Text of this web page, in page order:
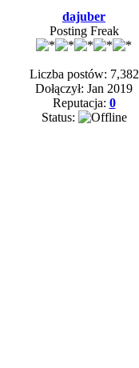
dajuber
Posting Freak
Liczba postów: 7,382
Dołączył: Jan 2019
Reputacja: 0
Status: